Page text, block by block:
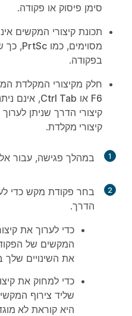
סימן פיסוק או פקודה.
תכונת קיצורי המקשים
מסוימים, כמו PrtSc, כך
בפקודה.
חלק מקיצורי המקלדת
F6 או Ctrl Tab, אינם
קיצורי הדרך שניתן
קיצורי מקלדת.
1 במהלך פגישה, עבור אל
2
בחר פקודת מקש כדי
הדרך.
כדי לערוך את
את השינויים שלך
כדי למחוק את
שליד צירוף
היא קוראת לא